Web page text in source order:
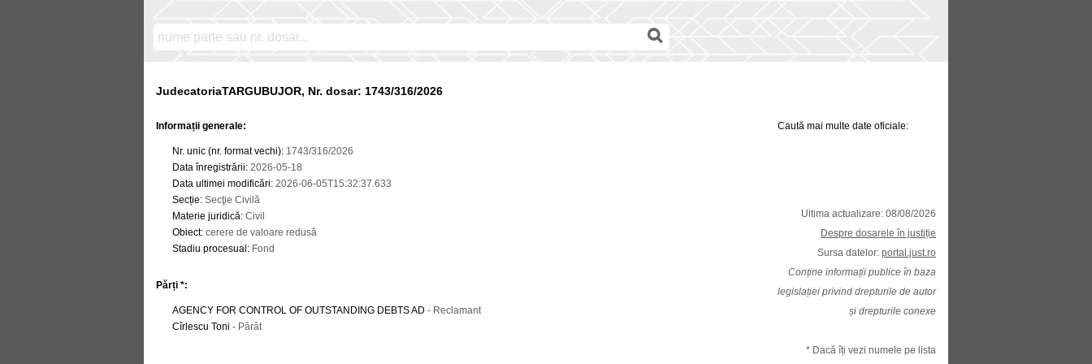
JudecatoriaTARGUBUJOR, Nr. dosar: 1743/316/2026
Informații generale:
Nr. unic (nr. format vechi): 1743/316/2026
Data înregistrării: 2026-05-18
Data ultimei modificări: 2026-06-05T15:32:37.633
Secție: Secţie Civilă
Materie juridică: Civil
Obiect: cerere de valoare redusă
Stadiu procesual : Fond
Părți *:
AGENCY FOR CONTROL OF OUTSTANDING DEBTS AD - Reclamant
Cîrlescu Toni - Pârât
Caută mai multe date oficiale:
Ultima actualizare: 08/08/2026
Despre dosarele în justiție
Sursa datelor: portal.just.ro
Conține informații publice în baza
legislației privind drepturile de autor
și drepturile conexe
* Dacă îți vezi numele pe lista